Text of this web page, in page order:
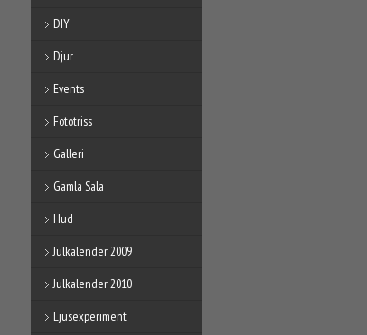
DIY
Djur
Events
Fototriss
Galleri
Gamla Sala
Hud
Julkalender 2009
Julkalender 2010
Ljusexperiment